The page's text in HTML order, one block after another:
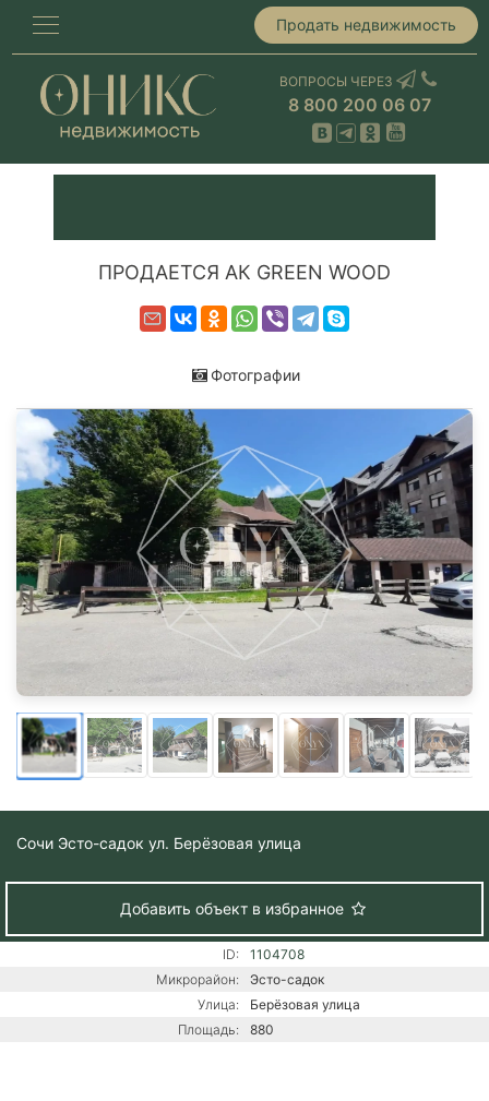
Продать недвижимость
ВОПРОСЫ ЧЕРЕЗ
8 800 200 06 07
ПРОДАЕТСЯ АК GREEN WOOD
Фотографии
Сочи Эсто-садок ул. Берёзовая улица
Добавить объект в избранное
ID:
1104708
Микрорайон:
Эсто-садок
Улица:
Берёзовая улица
Площадь:
880